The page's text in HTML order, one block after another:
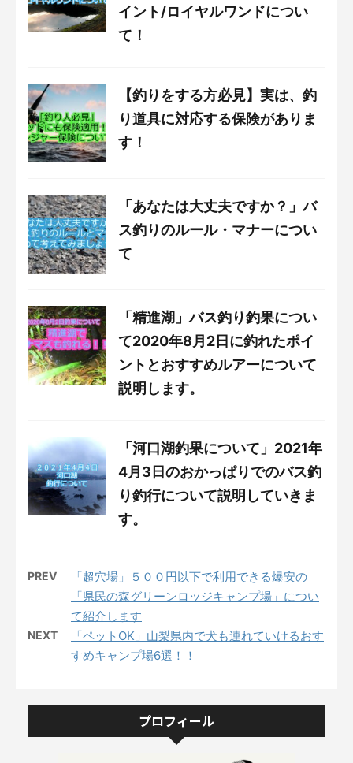
イント/ロイヤルワンドについ
て！
【釣りをする方必見】実は、釣
り道具に対応する保険がありま
す！
「あなたは大丈夫ですか？」バ
ス釣りのルール・マナーについ
て
「精進湖」バス釣り釣果につい
て2020年8月2日に釣れたポイ
ントとおすすめルアーについて
説明します。
「河口湖釣果について」2021年
4月3日のおかっぱりでのバス釣
り釣行について説明していきま
す。
PREV
「超穴場」５００円以下で利用できる爆安の
「県民の森グリーンロッジキャンプ場」につい
て紹介します
NEXT
「ペットOK」山梨県内で犬も連れていけるおす
すめキャンプ場6選！！
プロフィール